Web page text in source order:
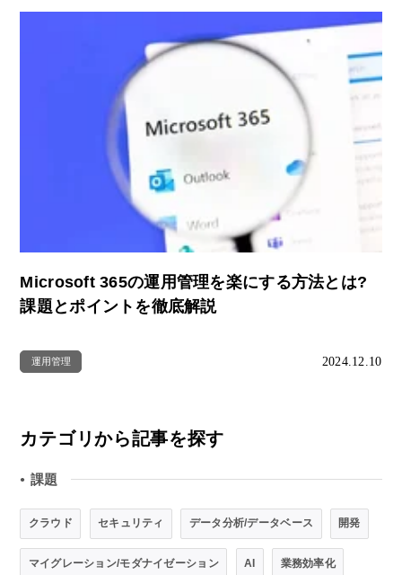
Microsoft 365の運用管理を楽にする方法とは?
課題とポイントを徹底解説
運用管理 2024.12.10
カテゴリから記事を探す
● 課題
クラウド セキュリティ データ分析/データベース 開発
マイグレーション/モダナイゼーション AI 業務効率化